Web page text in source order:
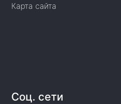
Карта сайта
Соц. сети